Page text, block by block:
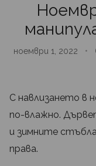
ноември 1, 2022 •
С навлизането в
по-влажно.
и зимните
права.